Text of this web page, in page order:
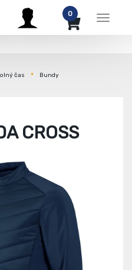
Menu
0
čas Bundy
CROSS